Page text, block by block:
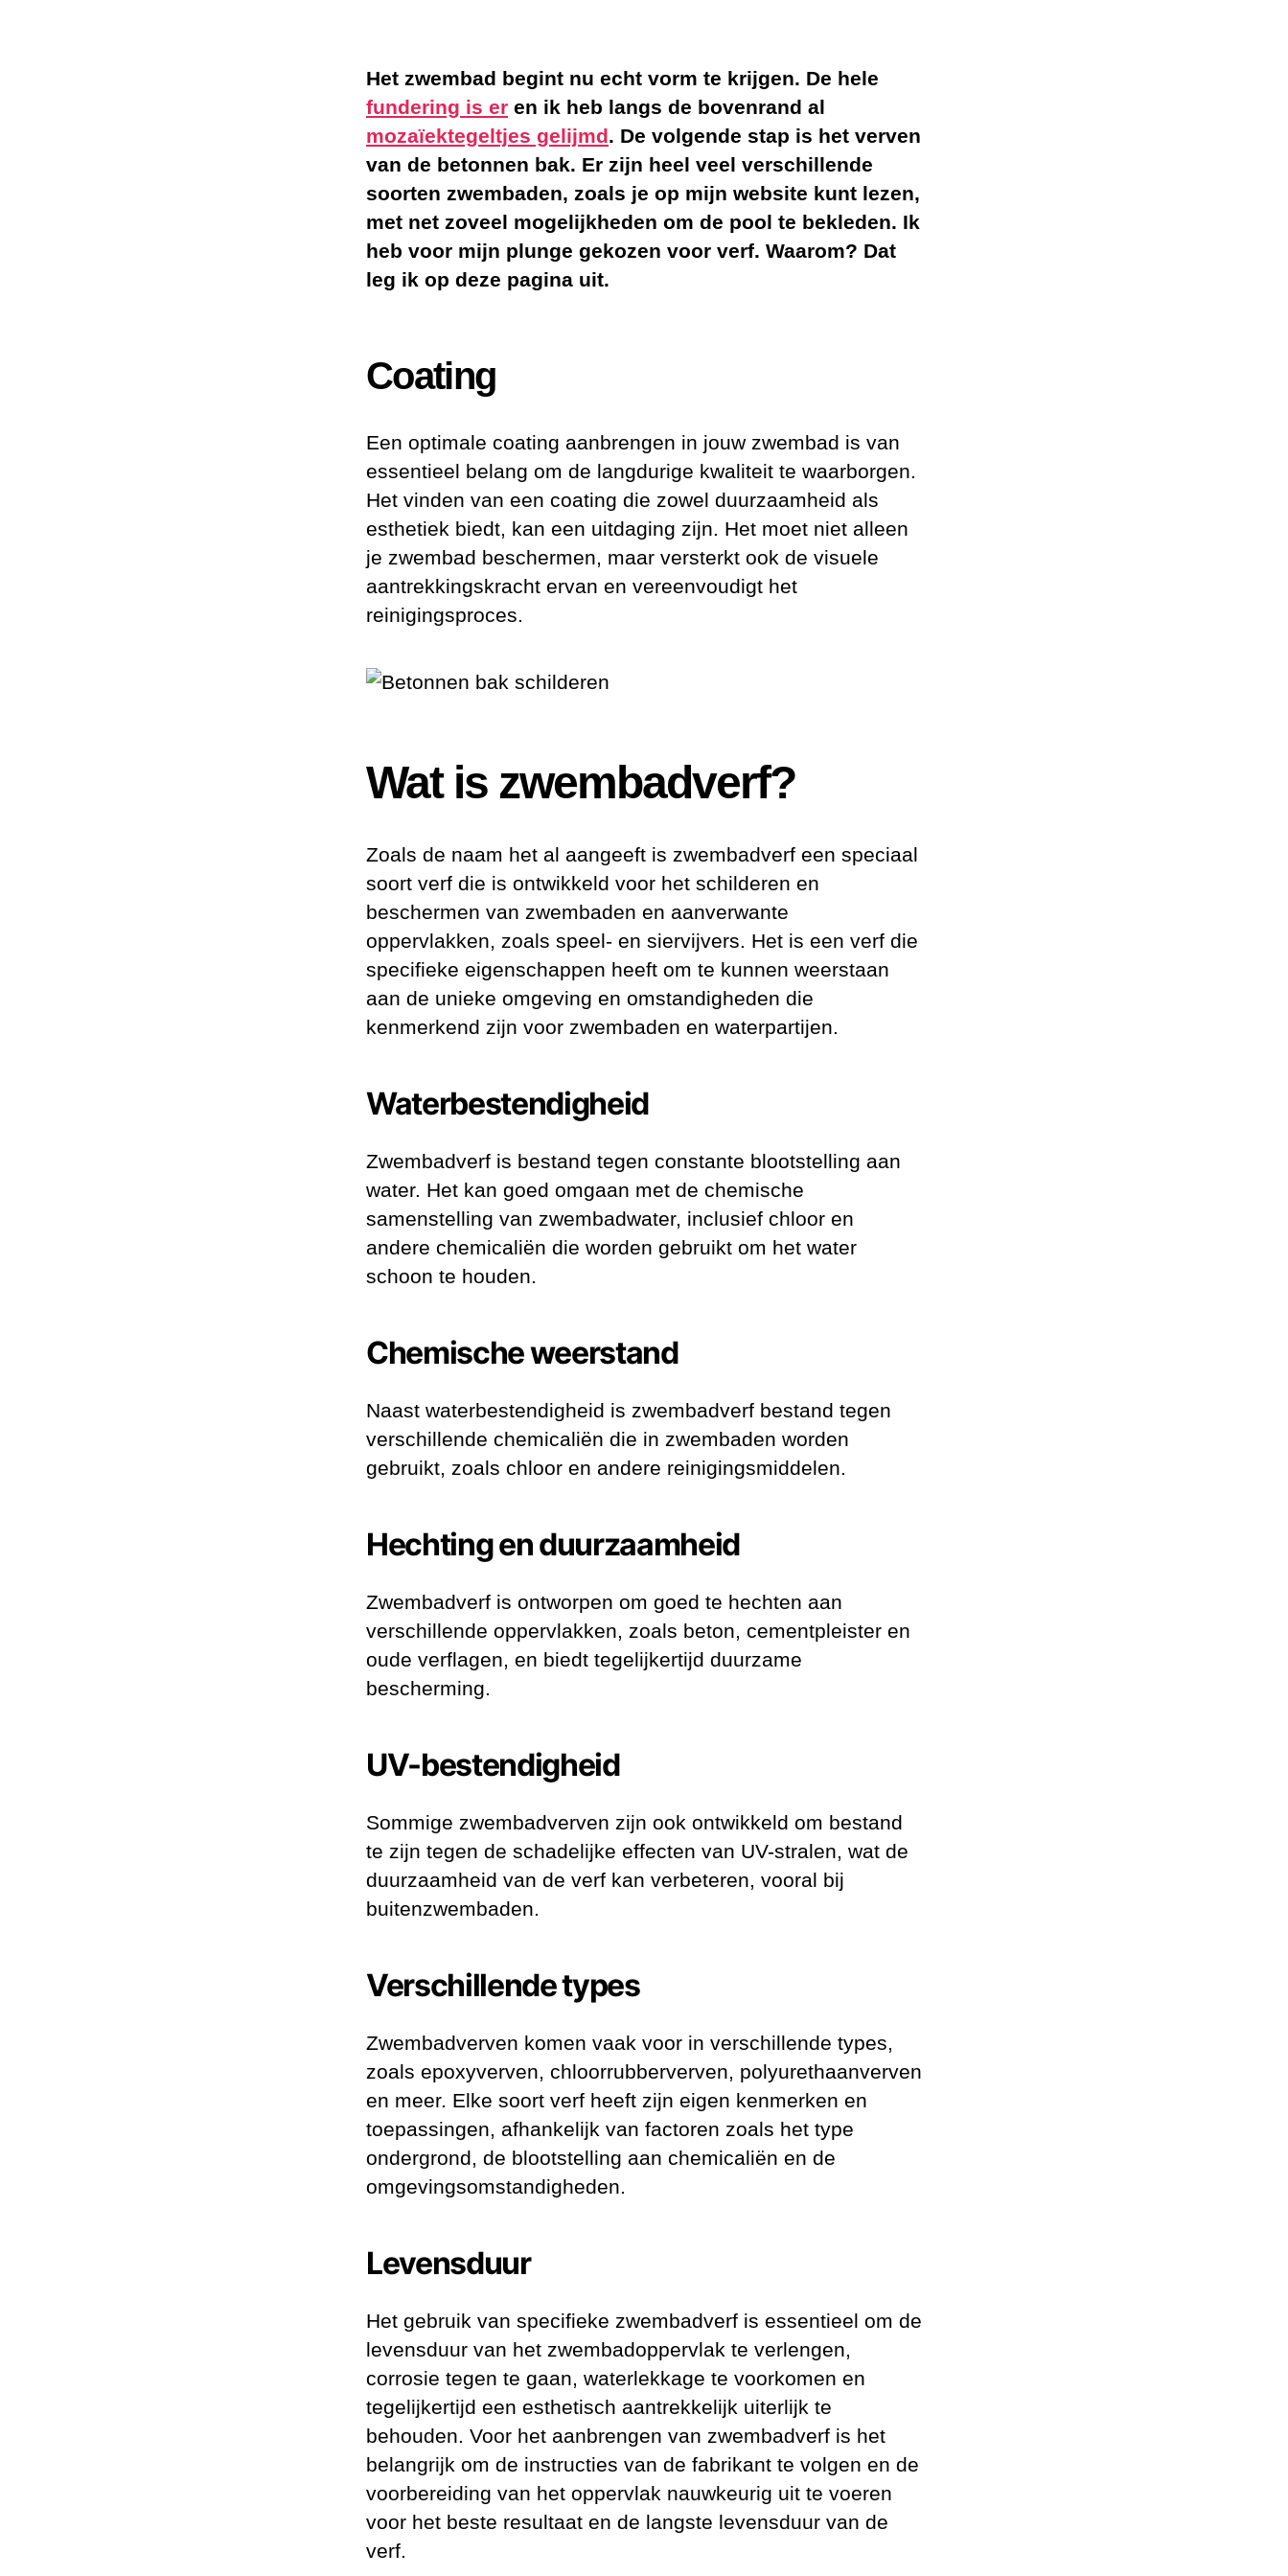
Het zwembad begint nu echt vorm te krijgen. De hele
fundering is er en ik heb langs de bovenrand al
mozaïektegeltjes gelijmd. De volgende stap is het verven
van de betonnen bak. Er zijn heel veel verschillende
soorten zwembaden, zoals je op mijn website kunt lezen,
met net zoveel mogelijkheden om de pool te bekleden. Ik
heb voor mijn plunge gekozen voor verf. Waarom? Dat
leg ik op deze pagina uit.
Coating
Een optimale coating aanbrengen in jouw zwembad is van
essentieel belang om de langdurige kwaliteit te waarborgen.
Het vinden van een coating die zowel duurzaamheid als
esthetiek biedt, kan een uitdaging zijn. Het moet niet alleen
je zwembad beschermen, maar versterkt ook de visuele
aantrekkingskracht ervan en vereenvoudigt het
reinigingsproces.
Wat is zwembadverf?
Zoals de naam het al aangeeft is zwembadverf een speciaal
soort verf die is ontwikkeld voor het schilderen en
beschermen van zwembaden en aanverwante
oppervlakken, zoals speel- en siervijvers. Het is een verf die
specifieke eigenschappen heeft om te kunnen weerstaan
aan de unieke omgeving en omstandigheden die
kenmerkend zijn voor zwembaden en waterpartijen.
Waterbestendigheid
Zwembadverf is bestand tegen constante blootstelling aan
water. Het kan goed omgaan met de chemische
samenstelling van zwembadwater, inclusief chloor en
andere chemicaliën die worden gebruikt om het water
schoon te houden.
Chemische weerstand
Naast waterbestendigheid is zwembadverf bestand tegen
verschillende chemicaliën die in zwembaden worden
gebruikt, zoals chloor en andere reinigingsmiddelen.
Hechting en duurzaamheid
Zwembadverf is ontworpen om goed te hechten aan
verschillende oppervlakken, zoals beton, cementpleister en
oude verflagen, en biedt tegelijkertijd duurzame
bescherming.
UV-bestendigheid
Sommige zwembadverven zijn ook ontwikkeld om bestand
te zijn tegen de schadelijke effecten van UV-stralen, wat de
duurzaamheid van de verf kan verbeteren, vooral bij
buitenzwembaden.
Verschillende types
Zwembadverven komen vaak voor in verschillende types,
zoals epoxyverven, chloorrubberverven, polyurethaanverven
en meer. Elke soort verf heeft zijn eigen kenmerken en
toepassingen, afhankelijk van factoren zoals het type
ondergrond, de blootstelling aan chemicaliën en de
omgevingsomstandigheden.
Levensduur
Het gebruik van specifieke zwembadverf is essentieel om de
levensduur van het zwembadoppervlak te verlengen,
corrosie tegen te gaan, waterlekkage te voorkomen en
tegelijkertijd een esthetisch aantrekkelijk uiterlijk te
behouden. Voor het aanbrengen van zwembadverf is het
belangrijk om de instructies van de fabrikant te volgen en de
voorbereiding van het oppervlak nauwkeurig uit te voeren
voor het beste resultaat en de langste levensduur van de
verf.